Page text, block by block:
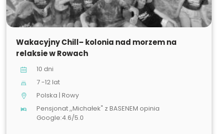
SPRZEDANE
Wakacyjny Chill– kolonia nad morzem na
relaksie w Rowach
10 dni
7 -12 lat
Polska | Rowy
Pensjonat ,,Michałek" z BASENEM opinia
Google:4.6/5.0